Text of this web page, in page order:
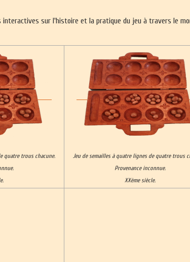
interactives sur l'histoire et la pratique du jeu à travers le
quatre trous chacune.
Jeu de semailles à quatre lignes de quatre trous
Provenance inconnue.
XXème siècle.